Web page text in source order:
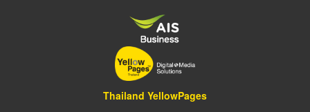
Thailand YellowPages